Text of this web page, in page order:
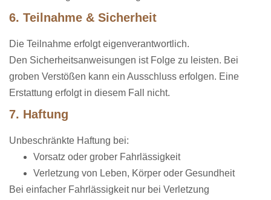
6. Teilnahme & Sicherheit
Die Teilnahme erfolgt eigenverantwortlich.
Den Sicherheitsanweisungen ist Folge zu leisten. Bei
groben Verstößen kann ein Ausschluss erfolgen. Eine
Erstattung erfolgt in diesem Fall nicht.
7. Haftung
Unbeschränkte Haftung bei:
Vorsatz oder grober Fahrlässigkeit
Verletzung von Leben, Körper oder Gesundheit
Bei einfacher Fahrlässigkeit nur bei Verletzung